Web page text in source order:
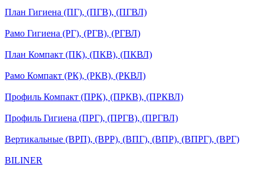
План Гигиена (ПГ), (ПГВ), (ПГВЛ)
Рамо Гигиена (РГ), (РГВ), (РГВЛ)
План Компакт (ПК), (ПКВ), (ПКВЛ)
Рамо Компакт (РК), (РКВ), (РКВЛ)
Профиль Компакт (ПРК), (ПРКВ), (ПРКВЛ)
Профиль Гигиена (ПРГ), (ПРГВ), (ПРГВЛ)
Вертикальные (ВРП), (ВРР), (ВПГ), (ВПР), (ВПРГ), (ВРГ)
BILINER